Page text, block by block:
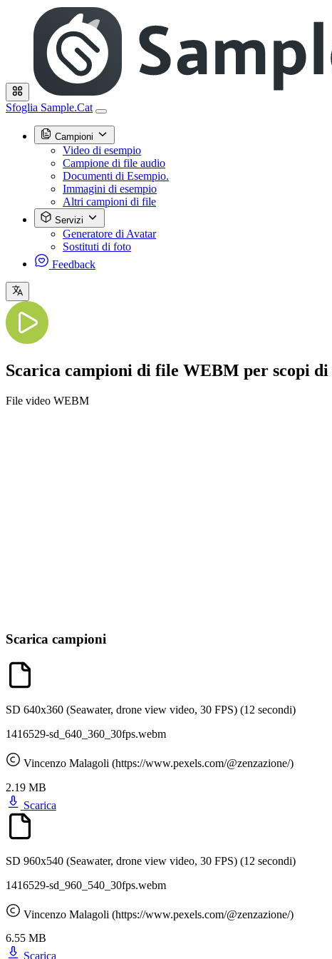
Sfoglia Sample.Cat
Campioni
Video di esempio
Campione di file audio
Documenti di Esempio.
Immagini di esempio
Altri campioni di file
Servizi
Generatore di Avatar
Sostituti di foto
Feedback
Scarica campioni di file WEBM per scopi di
File video WEBM
Scarica campioni
SD 640x360 (Seawater, drone view video, 30 FPS) (12 secondi)
1416529-sd_640_360_30fps.webm
Vincenzo Malagoli (https://www.pexels.com/@zenzazione/)
2.19 MB
Scarica
SD 960x540 (Seawater, drone view video, 30 FPS) (12 secondi)
1416529-sd_960_540_30fps.webm
Vincenzo Malagoli (https://www.pexels.com/@zenzazione/)
6.55 MB
Scarica